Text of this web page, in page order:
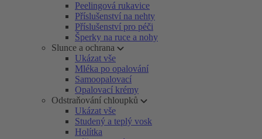
Peelingová rukavice
Příslušenství na nehty
Příslušenství pro péči
Šperky na ruce a nohy
Slunce a ochrana
Ukázat vše
Mléka po opalování
Samoopalovací
Opalovací krémy
Odstraňování chloupků
Ukázat vše
Studený a teplý vosk
Holítka